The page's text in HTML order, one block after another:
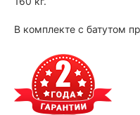
В комплекте с батутом